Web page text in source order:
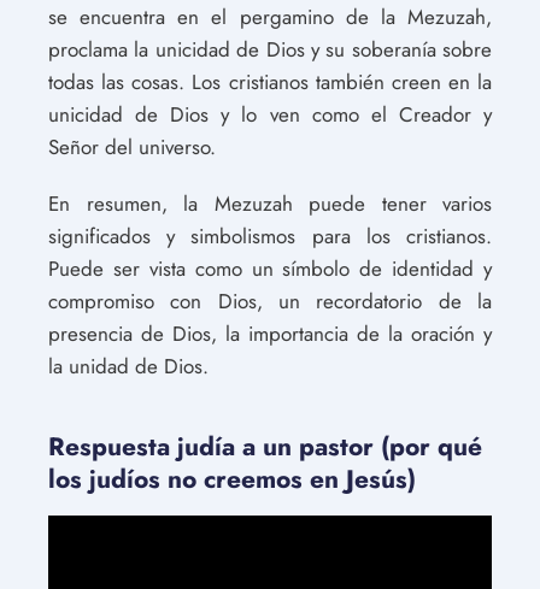
se encuentra en el pergamino de la Mezuzah,
proclama la unicidad de Dios y su soberanía sobre
todas las cosas. Los cristianos también creen en la
unicidad de Dios y lo ven como el Creador y
Señor del universo.
En resumen, la Mezuzah puede tener varios
significados y simbolismos para los cristianos.
Puede ser vista como un símbolo de identidad y
compromiso con Dios, un recordatorio de la
presencia de Dios, la importancia de la oración y
la unidad de Dios.
Respuesta judía a un pastor (por qué
los judíos no creemos en Jesús)